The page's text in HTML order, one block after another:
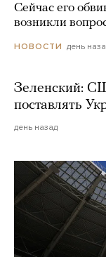
Сейчас его
возникли
НОВОСТИ день
Зеленский:
поставлять
день назад